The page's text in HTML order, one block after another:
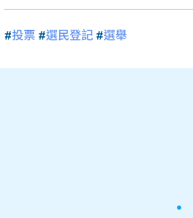
#投票#選民登記#選舉